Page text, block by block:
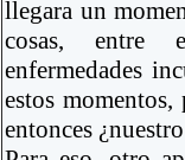
llegara un
cosas, entre
enfermedades
estos
entonces